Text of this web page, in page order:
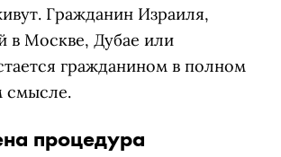
Гражданин Израиля,
Москве, Дубае или
гражданином в полном
смысле.
процедура